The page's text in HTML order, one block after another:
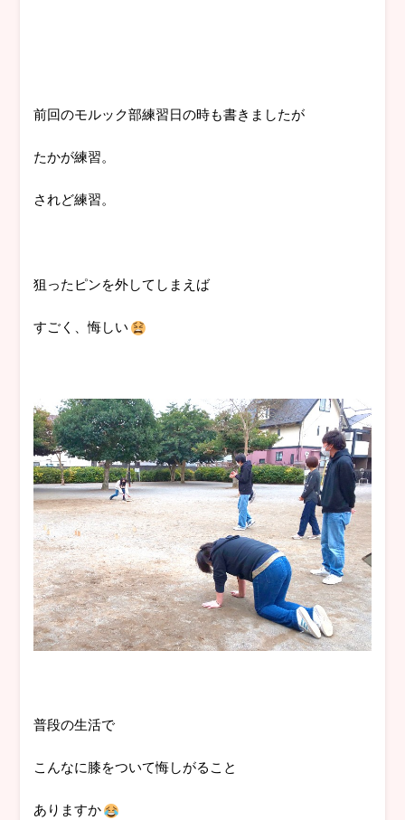
前回のモルック部練習日の時も書きましたが
たかが練習。
されど練習。
狙ったピンを外してしまえば
すごく、悔しい
普段の生活で
こんなに膝をついて悔しがること
ありますか